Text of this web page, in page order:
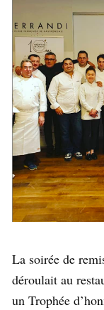
La soirée de
déroulait au
un Trophée